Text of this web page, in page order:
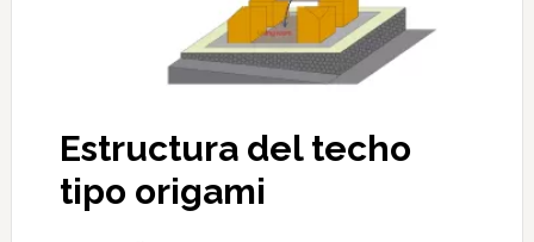
Estructura del techo
tipo origami